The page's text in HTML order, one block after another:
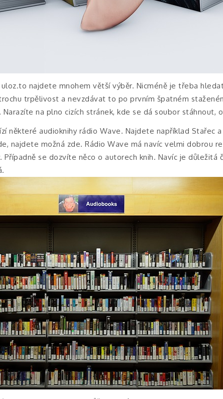
najdete mnohem větší výběr. Nicméně je třeba
trpělivost a nevzdávat to po prvním špatném
na plno cizích stránek, kde se dá soubor stáhnout,
některé audioknihy rádio Wave. Najdete například Stařec
najdete možná zde. Rádio Wave má navíc velmi dobrou
Případně se dozvíte něco o autorech knih. Navíc je důležitá